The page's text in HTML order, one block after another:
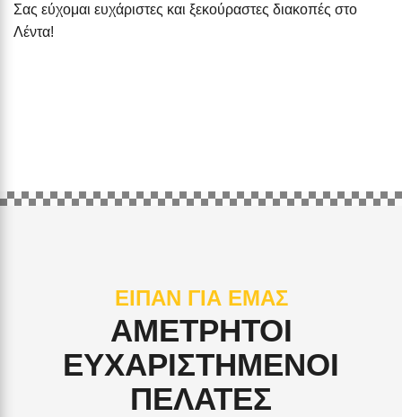
Σας εύχομαι ευχάριστες και ξεκούραστες διακοπές στο
Λέντα!
ΕΙΠΑΝ ΓΙΑ ΕΜΑΣ
ΑΜΕΤΡΗΤΟΙ
ΕΥΧΑΡΙΣΤΗΜΕΝΟΙ
ΠΕΛΑΤΕΣ